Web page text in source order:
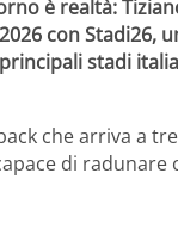
è realtà:
con Stadi26,
stadi
che arriva a
di radunare